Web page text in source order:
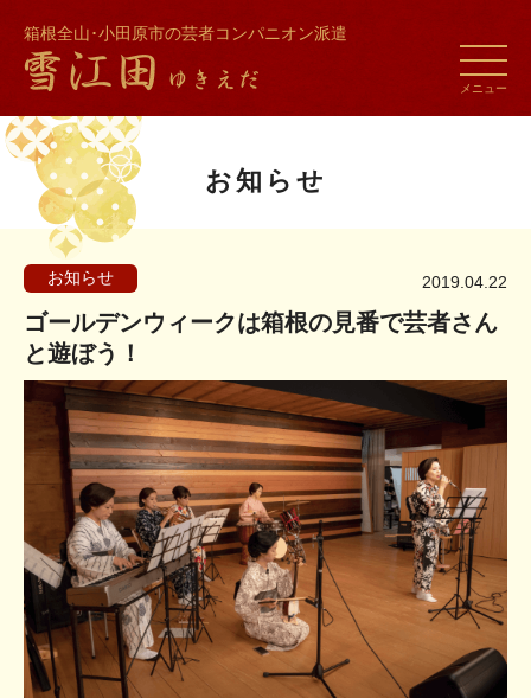
箱根全山･小田原市の芸者コンパニオン派遣
toggle
メニュー
お知らせ
ゴールデンウィークは箱根の見番で芸者さん
と遊ぼう！
2019.04.22
お知らせ